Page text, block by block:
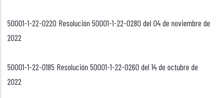
50001-1-22-0220 Resolución 50001-1-22-0280 del 04 de noviembre de
2022
50001-1-22-0185 Resolución 50001-1-22-0260 del 14 de octubre de
2022